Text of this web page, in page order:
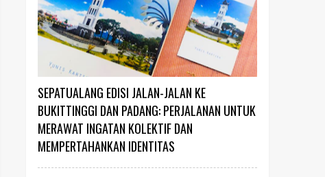
SEPATUALANG EDISI JALAN-JALAN KE
BUKITTINGGI DAN PADANG: PERJALANAN UNTUK
MERAWAT INGATAN KOLEKTIF DAN
MEMPERTAHANKAN IDENTITAS